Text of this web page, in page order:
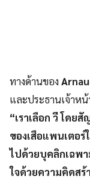
ทางด้านของ
และประธานเจ้าห
“เราเลือก วี โด
ของเสือแพนเตอ
ไปด้วยบุคลิกเฉพ
ใจด้วยความคิดสร้